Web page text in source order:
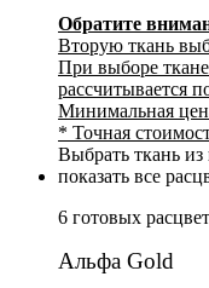
Обратите
Вторую ткань
При выборе
рассчитывается
Минимальная
* Точная
Выбрать ткань из
показать все
6 готовых
Альфа Gold